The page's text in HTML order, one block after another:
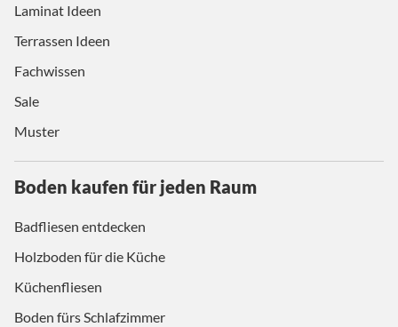
Laminat Ideen
Terrassen Ideen
Fachwissen
Sale
Muster
Boden kaufen für jeden Raum
Badfliesen entdecken
Holzboden für die Küche
Küchenfliesen
Boden fürs Schlafzimmer